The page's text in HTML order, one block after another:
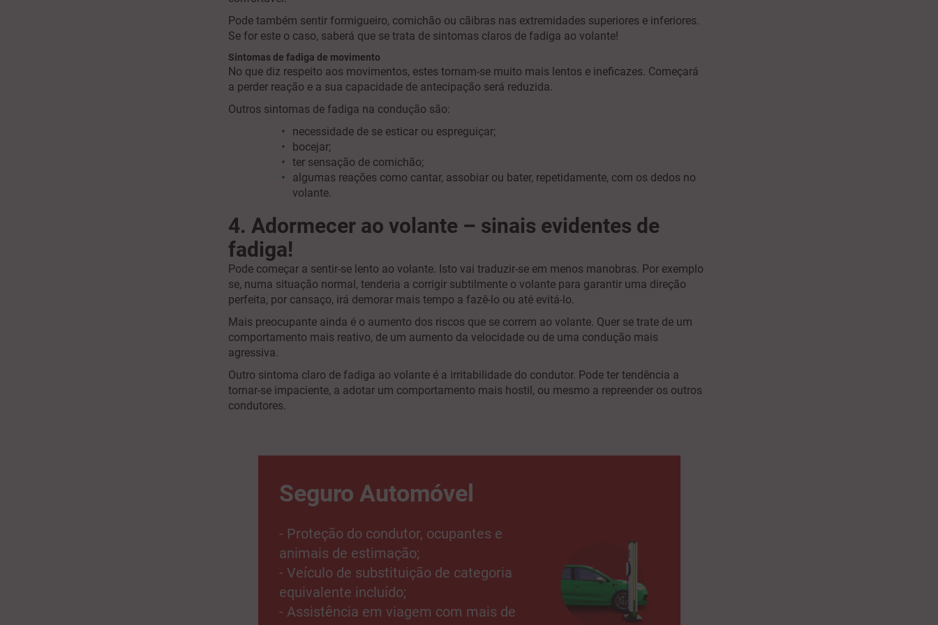
Pode também sentir formigueiro, comichão ou cãibras nas extremidades superiores e inferiores.
Se for este o caso, saberá que se trata de sintomas claros de fadiga ao volante!
Sintomas de fadiga de movimento
No que diz respeito aos movimentos, estes tornam-se muito mais lentos e ineficazes. Começará
a perder reação e a sua capacidade de antecipação será reduzida.
Outros sintomas de fadiga na condução são:
necessidade de se esticar ou espreguiçar;
bocejar;
ter sensação de comichão;
algumas reações como cantar, assobiar ou bater, repetidamente, com os dedos no
volante.
4. Adormecer ao volante – sinais evidentes de
fadiga!
Pode começar a sentir-se lento ao volante. Isto vai traduzir-se em menos manobras. Por exemplo
se, numa situação normal, tenderia a corrigir subtilmente o volante para garantir uma direção
perfeita, por cansaço, irá demorar mais tempo a fazê-lo ou até evitá-lo.
Mais preocupante ainda é o aumento dos riscos que se correm ao volante. Quer se trate de um
comportamento mais reativo, de um aumento da velocidade ou de uma condução mais
agressiva.
Outro sintoma claro de fadiga ao volante é a irritabilidade do condutor. Pode ter tendência a
tornar-se impaciente, a adotar um comportamento mais hostil, ou mesmo a repreender os outros
condutores.
Seguro Automóvel
- Proteção do condutor, ocupantes e
animais de estimação;
- Veículo de substituição de categoria
equivalente incluído;
- Assistência em viagem com mais de